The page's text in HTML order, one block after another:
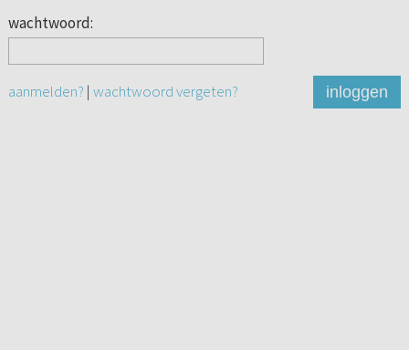
wachtwoord:
aanmelden? | wachtwoord vergeten? inloggen